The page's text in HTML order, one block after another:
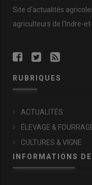
Site d'actualités
agriculteurs de l'Indre-
RUBRIQUES
ACTUALITÉS
ÉLEVAGE &
CULTURES & VIGNE
INFORMATIONS